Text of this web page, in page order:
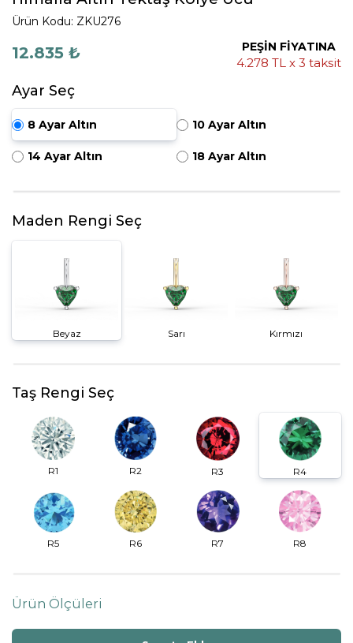
Ürün Kodu: ZKU276
12.835 ₺ PEŞİN FİYATINA
4.278 TL x 3 taksit
Ayar Seç
8 Ayar Altın 10 Ayar Altın
14 Ayar Altın 18 Ayar Altın
Maden Rengi Seç
Beyaz Sarı Kırmızı
Taş Rengi Seç
R1 R2 R3 R4
R5 R6 R7 R8
Ürün Ölçüleri